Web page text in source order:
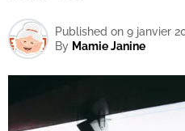
By Mamie Janine
Published on 9 janvier